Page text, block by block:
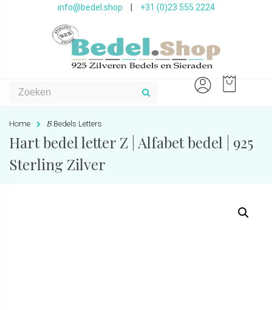
info@bedel.shop +31 (0)23 555 2224
Home 𝓑 Bedels Letters
Hart bedel letter Z | Alfabet bedel | 925
Sterling Zilver